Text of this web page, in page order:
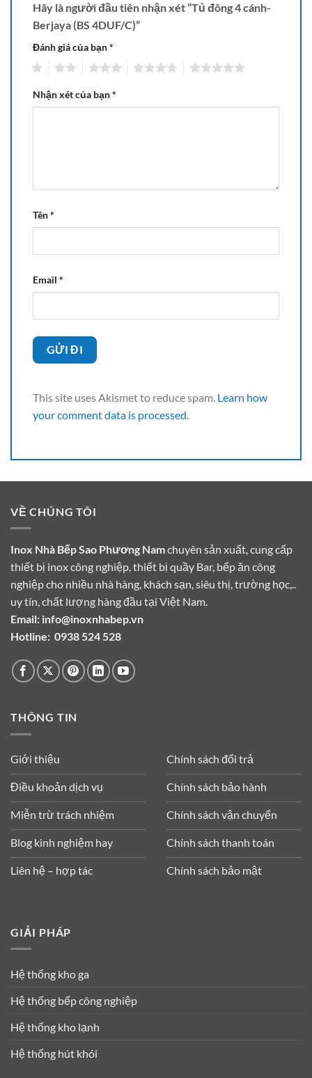
Hãy là người đầu tiên nhận xét “Tủ đông 4 cánh-
Berjaya (BS 4DUF/C)”
Đánh giá của bạn*
Nhận xét của bạn*
Tên*
Email *
This site uses Akismet to reduce spam. Learn how
your comment data is processed.
VỀ CHÚNG TÔI
Inox Nhà Bếp Sao Phương Namchuyên sản xuất, cung cấp
thiết bị inox công nghiệp, thiết bị quầy Bar, bếp ăn công
nghiệp cho nhiều nhà hàng, khách sạn, siêu thị, trường học,..
uy tín, chất lượng hàng đầu tại Việt Nam.
Email: info@inoxnhabep.vn
Hotline: 0938 524 528
THÔNG TIN
Giới thiệu
Điều khoản dịch vụ
Miễn trừ trách nhiệm
Blog kinh nghiệm hay
Liên hệ – hợp tác
Chính sách đổi trả
Chính sách bảo hành
Chính sách vận chuyển
Chính sách thanh toán
Chính sách bảo mật
GIẢI PHÁP
Hệ thống kho ga
Hệ thống bếp công nghiệp
Hệ thống kho lạnh
Hệ thống hút khói